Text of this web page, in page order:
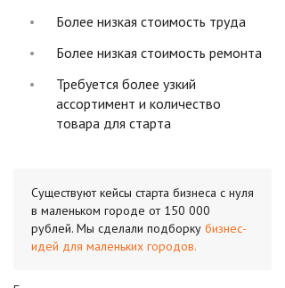
Более низкая стоимость труда
Более низкая стоимость ремонта
Требуется более узкий
ассортимент и количество
товара для старта
Существуют кейсы старта бизнеса с нуля
в маленьком городе от 150 000
рублей. Мы сделали подборку бизнес-
идей для маленьких городов.